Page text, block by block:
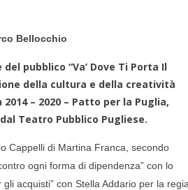
Bellocchio
pubblico “Va’ Dove Ti Porta Il
della cultura e della creatività
– 2020 – Patto per la Puglia,
Teatro Pubblico Pugliese.
Cappelli di Martina Franca, secondo
ogni forma di dipendenza” con lo
acquisti” con Stella Addario per la regia